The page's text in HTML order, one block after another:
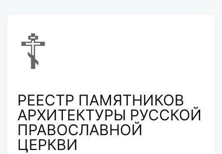
☦
РЕЕСТР ПАМЯТНИКОВ
АРХИТЕКТУРЫ РУССКОЙ
ПРАВОСЛАВНОЙ
ЦЕРКВИ